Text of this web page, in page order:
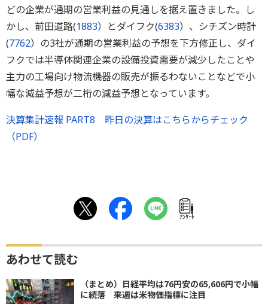
どの企業が通期の営業利益の見通しを据え置きました。し
かし、前田道路(1883）とダイフク(6383）、シチズン時計
(7762）の3社が通期の営業利益の予想を下方修正し、ダイ
フクでは半導体関連企業の設備投資需要が減少したことや
主力の工場向け物流機器の販売が振るわないことなどで小
幅な減益予想が二桁の減益予想となっています。
決算集計速報 PART8 昨日の決算はこちらからチェック
（PDF）
ｱﾝｹｰﾄ
あわせて読む
（まとめ）日経平均は76円安の65,606円で小幅
に続落 来週は米物価指標に注目